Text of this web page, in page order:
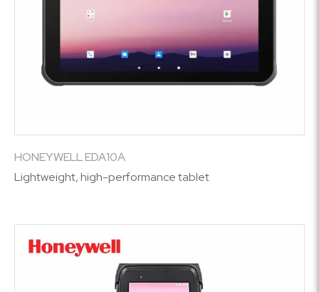
HONEYWELL EDA10A
Lightweight, high-performance tablet